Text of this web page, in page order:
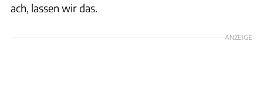
ach, lassen wir das.
ANZEIGE